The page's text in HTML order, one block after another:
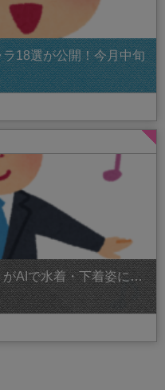
18選が公開！今月中旬
がAIで水着・下着姿に…